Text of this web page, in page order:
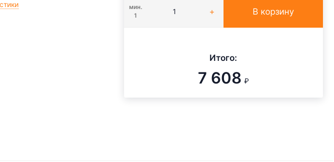
мин.
1
В корзину
Итого:
7 608 ₽